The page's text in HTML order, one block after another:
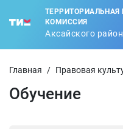
ТЕРРИТОРИАЛЬНАЯ
КОМИССИЯ
Аксайского
Главная / Правовая
Обучение